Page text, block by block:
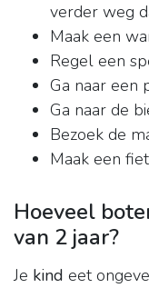
verder weg
Maak een
Regel een
Ga naar een
Ga naar de
Bezoek de
Maak een
Hoeveel
van 2 jaar?
Je kind eet